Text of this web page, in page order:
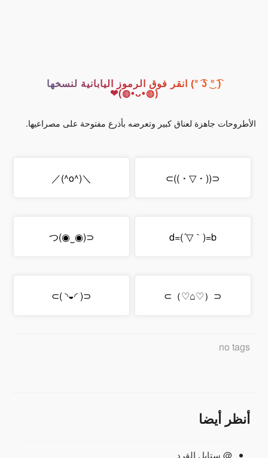
( ͡° ͜ʖ ͡°) انقر فوق الرموز اليابانية لنسخها
(◍•ᴗ•◍)❤
الأطروحات جاهزة لعناق كبير وتعرضه بأذرع مفتوحة على مصراعيها.
⊂((・▽・))⊃
＼(^o^)／
d=(´▽｀)=b
⊂(◉‿◉)つ
⊂（♡⌂♡）⊃
⊂( ◜◒◝ )⊃
no tags
أنظر أيضا
@ ستايل القرد